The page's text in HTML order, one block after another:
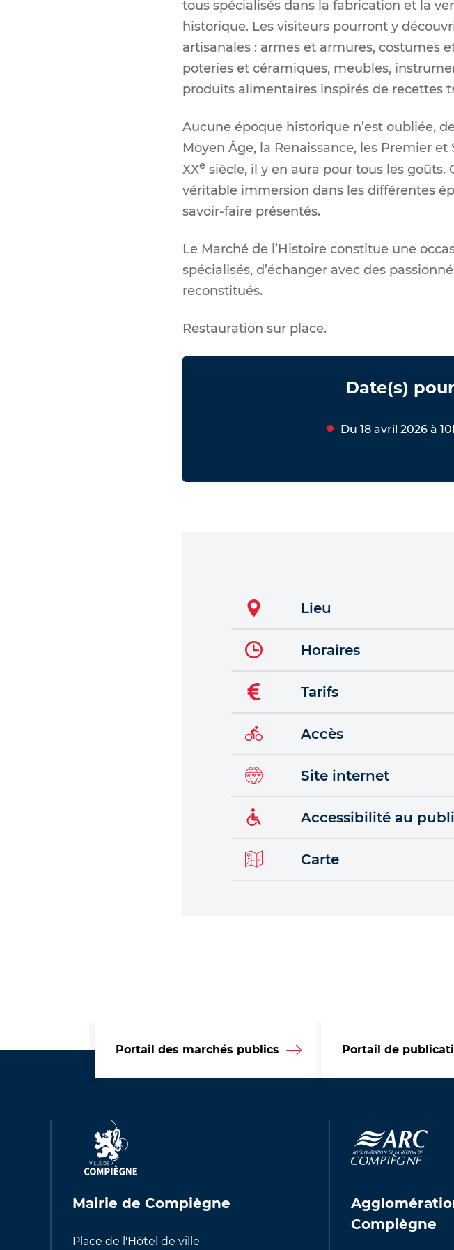
tous spécialisés dans la fabrication et la
historique. Les visiteurs pourront y
artisanales : armes et armures, costumes
poteries et céramiques, meubles,
produits alimentaires inspirés de recettes
Aucune époque historique n’est oubliée,
Moyen Âge, la Renaissance, les Premier
XXe siècle, il y en aura pour tous les
véritable immersion dans les différentes
savoir-faire présentés.
Le Marché de l’Histoire constitue une
spécialisés, d’échanger avec des
reconstitués.
Restauration sur place.
Date(s)
Du 18 avril 2026 à
Lieu
Horaires
Tarifs
Accès
Site internet
Accessibilité au
Carte
Portail des marchés publics Portail de
Mairie de Compiègne
Place de l'Hôtel de ville
Compiègne